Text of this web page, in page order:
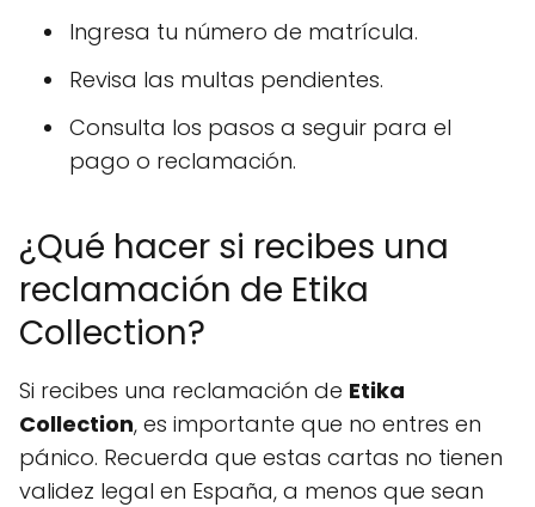
Ingresa tu número de matrícula.
Revisa las multas pendientes.
Consulta los pasos a seguir para el
pago o reclamación.
¿Qué hacer si recibes una
reclamación de Etika
Collection?
Si recibes una reclamación de Etika
Collection, es importante que no entres en
pánico. Recuerda que estas cartas no tienen
validez legal en España, a menos que sean